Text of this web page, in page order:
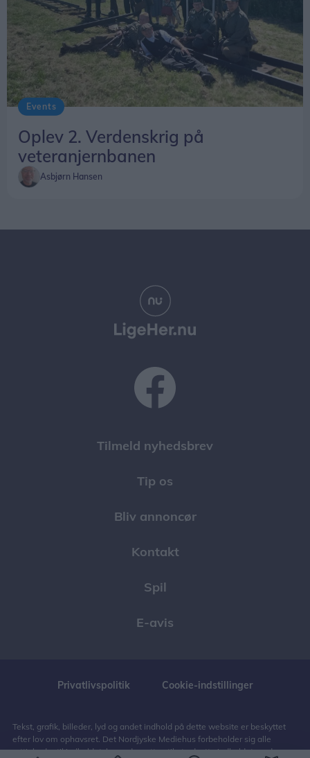
Events
Oplev 2. Verdenskrig på
veteranjernbanen
Asbjørn Hansen
Tilmeld nyhedsbrev
Tip os
Bliv annoncør
Kontakt
Spil
E-avis
Privatlivspolitik Cookie-indstillinger
Tekst, grafik, billeder, lyd og andet indhold på dette website er beskyttet
efter lov om ophavsret. Det Nordjyske Mediehus forbeholder sig alle
rettigheder til indholdet, herunder retten til at udnytte indholdet med